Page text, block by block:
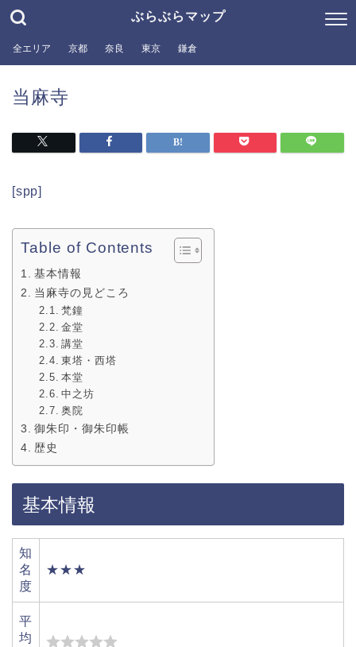
ぶらぶらマップ
全エリア 京都 奈良 東京 鎌倉
当麻寺
[spp]
Table of Contents
基本情報
当麻寺の見どころ
梵鐘
金堂
講堂
東塔・西塔
本堂
中之坊
奥院
御朱印・御朱印帳
歴史
基本情報
知
名
度
★★★
平
均